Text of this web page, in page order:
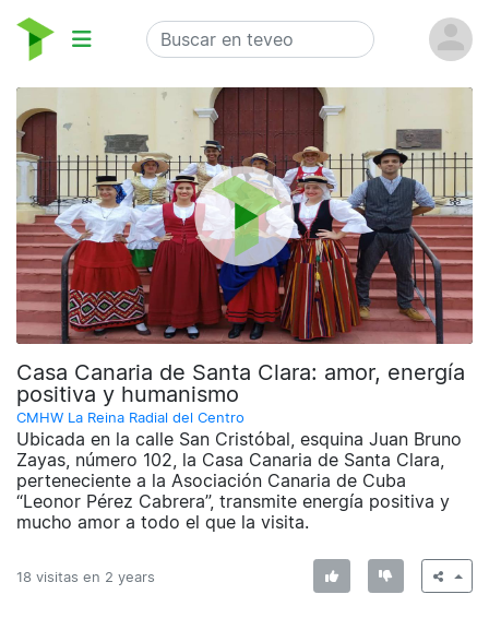
Casa Canaria de Santa Clara: amor, energía
positiva y humanismo
CMHW La Reina Radial del Centro
Ubicada en la calle San Cristóbal, esquina Juan Bruno
Zayas, número 102, la Casa Canaria de Santa Clara,
perteneciente a la Asociación Canaria de Cuba
“Leonor Pérez Cabrera”, transmite energía positiva y
mucho amor a todo el que la visita.
18 visitas en 2 years